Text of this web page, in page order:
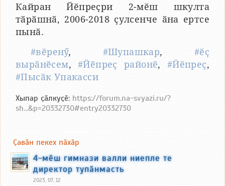
Кайран Йӗпреҫри 2-мӗш шкулта
тӑрӑшнӑ, 2006-2018 ҫулсенче ӑна ертсе
пынӑ.
#вӗренӳ, #Шупашкар, #ӗҫ
вырӑнӗсем,#Йӗпреҫ районӗ, #Йӗпреҫ,
#Пысӑк Упакасси
Хыпар ҫӑлкуҫӗ: https://forum.na-svyazi.ru/?
sh...&p=20332730#entry20332730
Ҫавӑн пекех пӑхӑр
4-мӗш гимнази валли ниепле те
директор тупӑнмасть
2023, 07, 12